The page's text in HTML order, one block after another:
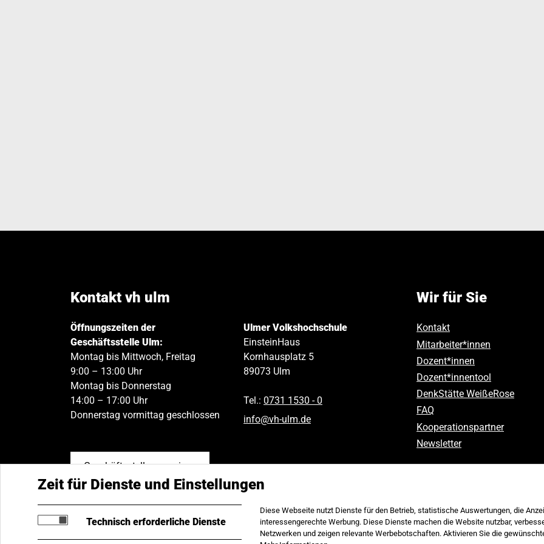
Kontakt vh ulm
Öffnungszeiten der
Geschäftsstelle Ulm:
Montag bis Mittwoch, Freitag
9:00 – 13:00 Uhr
Montag bis Donnerstag
14:00 – 17:00 Uhr
Donnerstag vormittag geschlossen
Geschäftsstellen anzeigen
Ulmer Volkshochschule
EinsteinHaus
Kornhausplatz 5
89073 Ulm
Tel.: 0731 1530 ‑ 0
info@vh-ulm.de
Wir für Sie
Kontakt
Mitarbeiter*innen
Dozent*innen
Dozent*innentool
DenkStätte WeißeRose
FAQ
Kooperationspartner
Newsletter